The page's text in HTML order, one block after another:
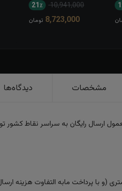
10,941,000 21٪
8,723,000 تومان
مشخصات دیدگاه‌ها
ارسال رایگان به سراسر نقاط
(و با پرداخت مابه التفاوت هزینه